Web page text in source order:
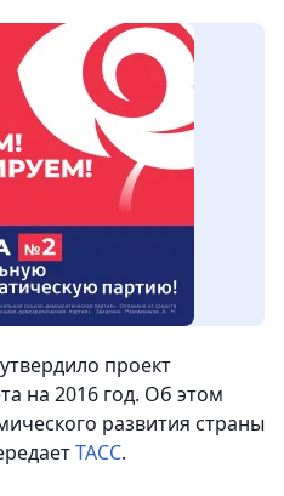
проект
на 2016 год. Об этом
развития страны
ТАСС.